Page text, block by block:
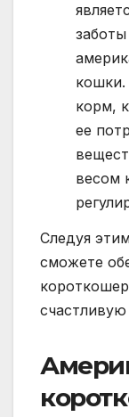
кошки.
корм,
ее
весом
Следуя
сможете